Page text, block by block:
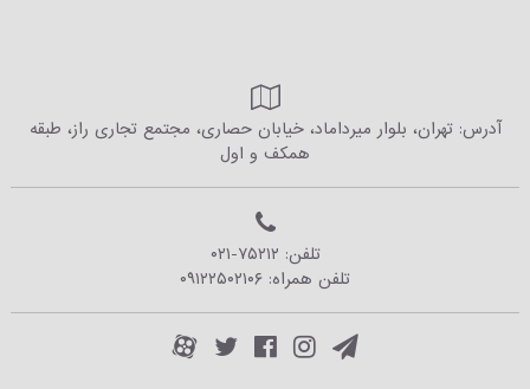
آدرس: تهران، بلوار میرداماد، خیابان حصاری، مجتمع تجاری راز، طبقه
همکف و اول
تلفن: ۰۲۱-۷۵۲۱۲
تلفن همراه: ۰۹۱۲۲۵۰۲۱۰۶